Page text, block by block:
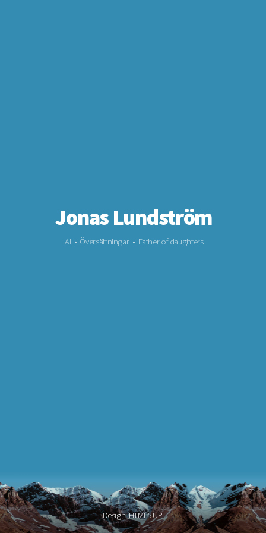
Jonas Lundström
AI • Översättningar • Father of daughters
Design:HTML5 UP.